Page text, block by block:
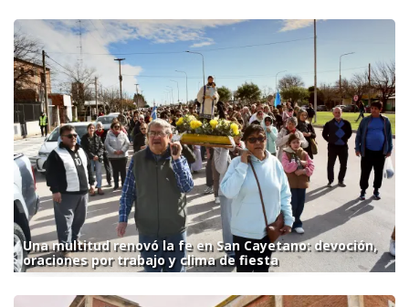
Una multitud renovó la fe en San Cayetano: devoción,
oraciones por trabajo y clima de fiesta